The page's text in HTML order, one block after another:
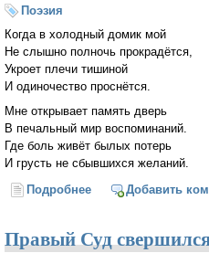
Поэзия
Когда в холодный домик мой
Не слышно полночь прокрадётся,
Укроет плечи тишиной
И одиночество проснётся.
Мне открывает память дверь
В печальный мир воспоминаний.
Где боль живёт былых потерь
И грусть не сбывшихся желаний.
Подробнее о ПамятьДобавить
Правый Суд